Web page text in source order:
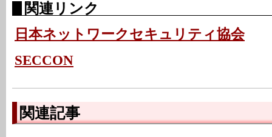
関連リンク
日本ネットワークセキュリティ協会
SECCON
関連記事